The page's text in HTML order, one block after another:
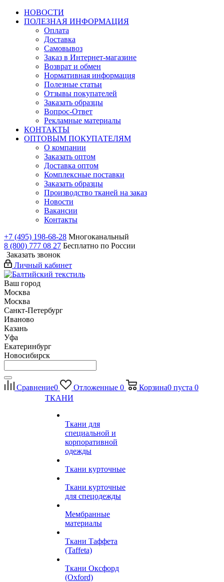
НОВОСТИ
ПОЛЕЗНАЯ ИНФОРМАЦИЯ
Оплата
Доставка
Самовывоз
Заказ в Интернет-магазине
Возврат и обмен
Нормативная информация
Полезные статьи
Отзывы покупателей
Заказать образцы
Вопрос-Ответ
Рекламные материалы
КОНТАКТЫ
ОПТОВЫМ ПОКУПАТЕЛЯМ
О компании
Заказать оптом
Доставка оптом
Комплексные поставки
Заказать образцы
Производство тканей на заказ
Новости
Вакансии
Контакты
+7 (495) 198-68-28 Многоканальный
8 (800) 777 08 27 Бесплатно по России
Заказать звонок
Личный кабинет
Ваш город
Москва
Москва
Санкт-Петербург
Иваново
Казань
Уфа
Екатеринбург
Новосибирск
Сравнение0 Отложенные 0 Корзина0 пуста 0
ТКАНИ
Ткани для
специальной и
корпоративной
одежды
Ткани курточные
Ткани курточные
для спецодежды
Мембранные
материалы
Ткани Таффета
(Taffeta)
Ткани Оксфорд
(Oxford)